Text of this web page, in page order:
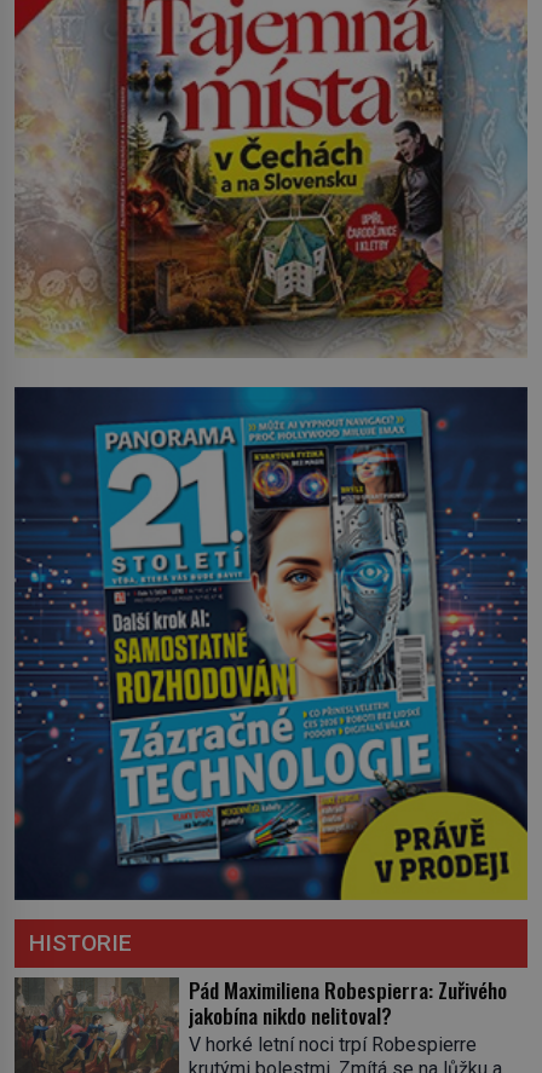
HISTORIE
Pád Maximiliena Robespierra: Zuřivého
jakobína nikdo nelitoval?
V horké letní noci trpí Robespierre